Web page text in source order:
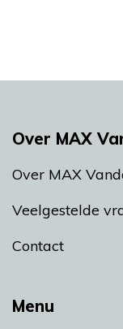
Menu
Over MAX
Over MAX
Veelgestelde
Contact